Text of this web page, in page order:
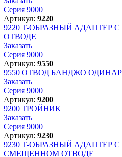
Серия 9000
Артикул: 9220
9220 Т-ОБРАЗНЫЙ АДАПТЕР
ОТВОДЕ
Заказать
Серия 9000
Артикул: 9550
9550 ОТВОД БАНДЖО
Заказать
Серия 9000
Артикул: 9200
9200 ТРОЙНИК
Заказать
Серия 9000
Артикул: 9230
9230 Т-ОБРАЗНЫЙ АДАПТЕР
СМЕЩЕННОМ ОТВОДЕ